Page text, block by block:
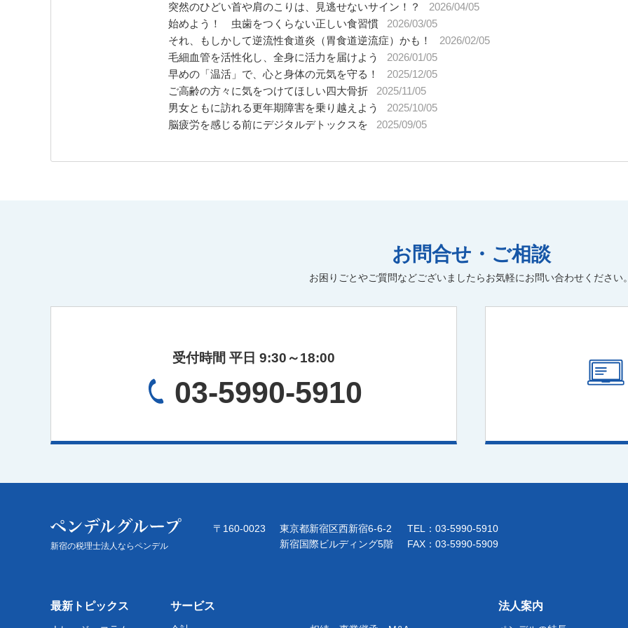
突然のひどい首や肩のこりは、見逃せないサイン！？
2026/04/05
始めよう！ 虫歯をつくらない正しい食習慣
2026/03/05
それ、もしかして逆流性食道炎（胃食道逆流症）かも！
2026/02/05
毛細血管を活性化し、全身に活力を届けよう
2026/01/05
早めの「温活」で、心と身体の元気を守る！
2025/12/05
ご高齢の方々に気をつけてほしい四大骨折
2025/11/05
男女ともに訪れる更年期障害を乗り越えよう
2025/10/05
脳疲労を感じる前にデジタルデトックスを
2025/09/05
お問合せ・ご相談
お困りごとやご質問などございましたらお気軽にお問い合わせください
受付時間 平日 9:30～18:00
03-5990-5910
新宿の税理士法人ならペンデル
〒160-0023
東京都新宿区西新宿6-6-2
新宿国際ビルディング5階
TEL：03-5990-5910
FAX：03-5990-5909
最新トピックス サービス 法人案内